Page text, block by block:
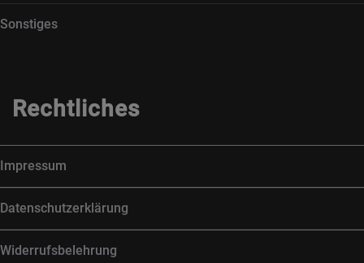
Sonstiges
Rechtliches
Impressum
Datenschutzerklärung
Widerrufsbelehrung